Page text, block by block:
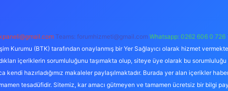
Teams: forumhizmeti@gmail.com Whatsapp: 0262 606 0 726
Kurumu (BTK) tarafından onaylanmış bir Yer Sağlayıcı olarak hizmet
içeriklerin sorumluluğunu taşımakta olup, siteye üye olarak bu
kendi hazırladığımız makaleler paylaşılmaktadır. Burada yer alan içerikler
tesadüfidir. Sitemiz, kar amacı gütmeyen ve tamamen ücretsiz bir bilgi